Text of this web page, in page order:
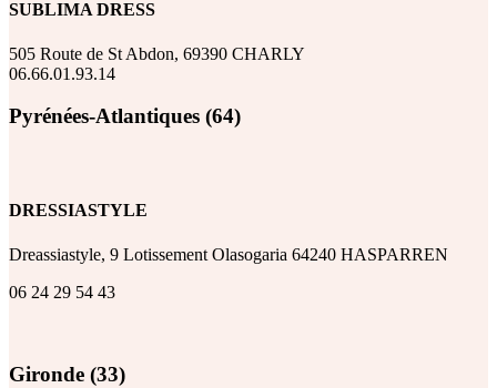
SUBLIMA DRESS
505 Route de St Abdon, 69390 CHARLY
06.66.01.93.14
Pyrénées-Atlantiques (64)
DRESSIASTYLE
Dreassiastyle, 9 Lotissement Olasogaria 64240 HASPARREN
06 24 29 54 43
Gironde (33)